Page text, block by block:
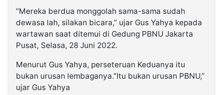
“Mereka berdua monggolah sama-sama sudah
dewasa lah, silakan bicara,” ujar Gus Yahya kepada
wartawan saat ditemui di Gedung PBNU Jakarta
Pusat, Selasa, 28 Juni 2022.
Menurut Gus Yahya, perseteruan Keduanya itu
bukan urusan lembaganya.”Itu bukan urusan PBNU,”
ujar Gus Yahya